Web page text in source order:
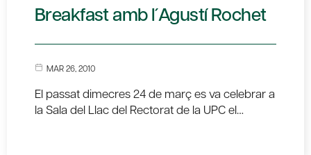
Breakfast amb l´Agustí Rochet
MAR 26, 2010
El passat dimecres 24 de març es va celebrar a
la Sala del Llac del Rectorat de la UPC el…